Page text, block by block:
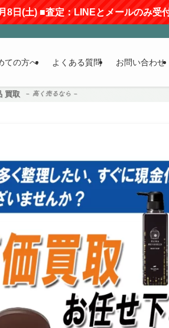
とメールのみ受付(返信にはお時間
ての方へ よくある質問 お問い合わせ
買取 – 高く売るなら –